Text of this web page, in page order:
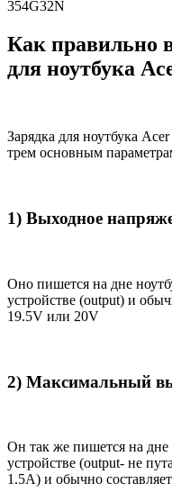
Как правильно
для ноутбука
Зарядка для ноутбука
трем основным
1) Выходное
Оно пишется на дне
устройстве (output) и
19.5V или 20V
2) Максимальный
Он так же пишется на дне
устройстве (output- не
1.5A) и обычно